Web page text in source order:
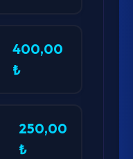
400,00
₺
250,00
₺